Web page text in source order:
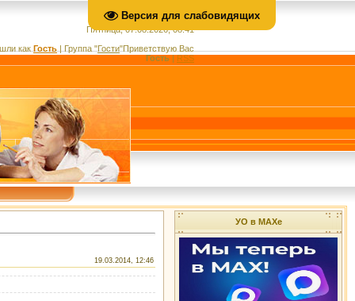
Версия для слабовидящих
Пятница, 07.08.2026, 08:41
как Гость | Группа "Гости"Приветствую Вас
Гость|RSS
19.03.2014, 12:46
УО в МАХе